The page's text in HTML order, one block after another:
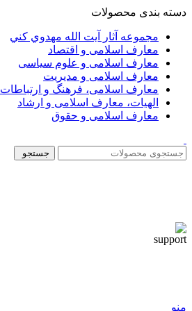
دسته بندی محصولات
مجموعه آثار آيت الله مهدوي كني
معارف اسلامی و اقتصاد
معارف اسلامی و علوم سیاسی
معارف اسلامی و مدیریت
معارف اسلامی، فرهنگ و ارتباطات
الهیات، معارف اسلامی و ارشاد
معارف اسلامی و حقوق
جستجو
منو